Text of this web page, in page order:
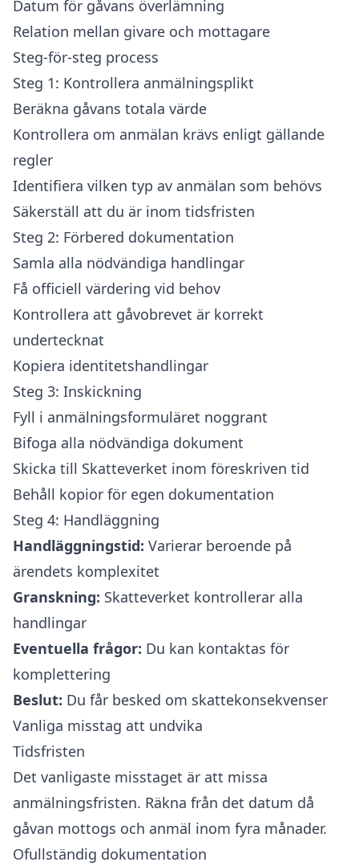
Datum för gåvans överlämning
Relation mellan givare och mottagare
Steg-för-steg process
Steg 1: Kontrollera anmälningsplikt
Beräkna gåvans totala värde
Kontrollera om anmälan krävs enligt gällande
regler
Identifiera vilken typ av anmälan som behövs
Säkerställ att du är inom tidsfristen
Steg 2: Förbered dokumentation
Samla alla nödvändiga handlingar
Få officiell värdering vid behov
Kontrollera att gåvobrevet är korrekt
undertecknat
Kopiera identitetshandlingar
Steg 3: Inskickning
Fyll i anmälningsformuläret noggrant
Bifoga alla nödvändiga dokument
Skicka till Skatteverket inom föreskriven tid
Behåll kopior för egen dokumentation
Steg 4: Handläggning
Handläggningstid: Varierar beroende på
ärendets komplexitet
Granskning: Skatteverket kontrollerar alla
handlingar
Eventuella frågor: Du kan kontaktas för
komplettering
Beslut: Du får besked om skattekonsekvenser
Vanliga misstag att undvika
Tidsfristen
Det vanligaste misstaget är att missa
anmälningsfristen. Räkna från det datum då
gåvan mottogs och anmäl inom fyra månader.
Ofullständig dokumentation